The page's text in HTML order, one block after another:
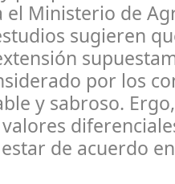
el Ministerio de
sugieren
por los
y sabroso.
de acuerdo